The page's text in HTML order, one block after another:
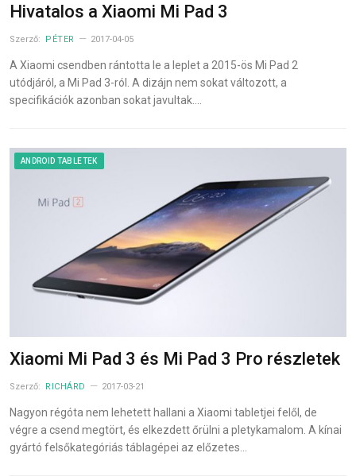
Hivatalos a Xiaomi Mi Pad 3
Szerző: PÉTER 2017-04-05
A Xiaomi csendben rántotta le a leplet a 2015-ös Mi Pad 2
utódjáról, a Mi Pad 3-ról. A dizájn nem sokat változott, a
specifikációk azonban sokat javultak.…
ANDROID TABLETEK
Xiaomi Mi Pad 3 és Mi Pad 3 Pro részletek
Szerző: RICHÁRD 2017-03-21
Nagyon régóta nem lehetett hallani a Xiaomi tabletjei felől, de
végre a csend megtört, és elkezdett őrülni a pletykamalom. A kínai
gyártó felsőkategóriás táblagépei az előzetes…